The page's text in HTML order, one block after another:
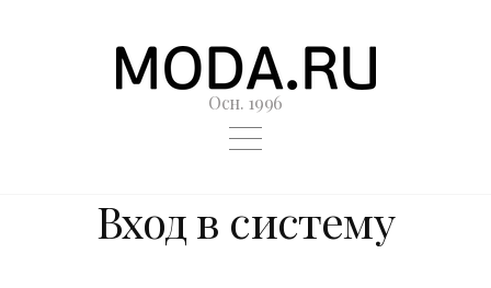
Осн. 1996
Вход в систему